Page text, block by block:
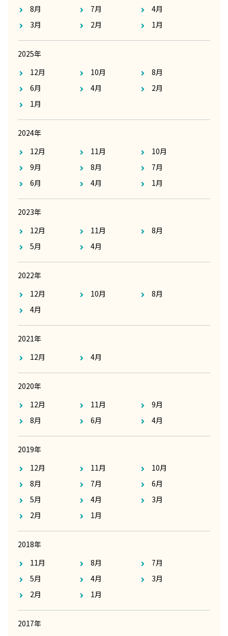
8月
7月
4月
3月
2月 1月
2025年
12月
10月
8月
6月
4月
2月
1月
2024年
12月
11月
10月
9月
8月
7月
6月
4月 1月
2023年
12月
11月
8月
5月
4月
2022年
12月
10月
8月
4月
2021年
12月
4月
2020年
12月
11月
9月
8月
6月 4月
2019年
12月
11月
10月
8月
7月
6月
5月
4月
3月
2月
1月
2018年
11月
8月
7月
5月
4月
3月
2月
1月
2017年